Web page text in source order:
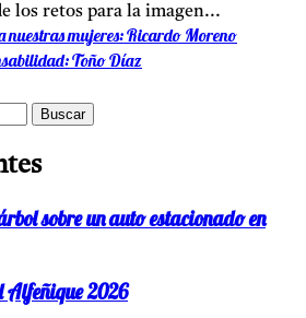
los retos para la imagen...
nuestras mujeres: Ricardo Moreno
Toño Díaz
sobre un auto estacionado en
Alfeñique 2026